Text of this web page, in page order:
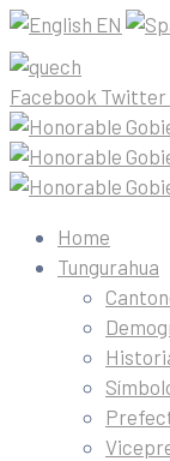
EN
Facebook Twitter
Home
Tungurahua